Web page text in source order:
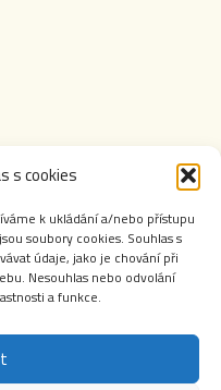
s cookies
k ukládání a/nebo přístupu
soubory cookies. Souhlas s
údaje, jako je chování při
Nesouhlas nebo odvolání
a funkce.